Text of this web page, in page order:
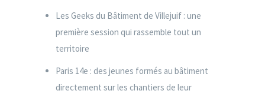
Les Geeks du Bâtiment de Villejuif : une
première session qui rassemble tout un
territoire
Paris 14e : des jeunes formés au bâtiment
directement sur les chantiers de leur